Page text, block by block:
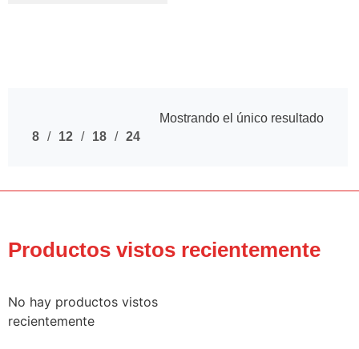
Mostrando el único resultado
8
12 18 24
Productos vistos recientemente
No hay productos vistos
recientemente